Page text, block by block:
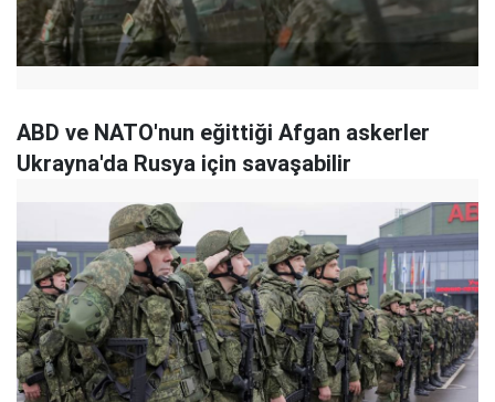
ABD ve NATO'nun eğittiği Afgan askerler
Ukrayna'da Rusya için savaşabilir